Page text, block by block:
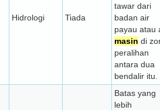
Hidrologi Tiada
tawar dari
badan air
payau atau
masin di
peralihan
antara dua
bendalir itu.
Batas yang
lebih